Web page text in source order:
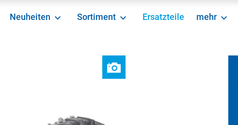
Neuheiten Sortiment Ersatzteile mehr